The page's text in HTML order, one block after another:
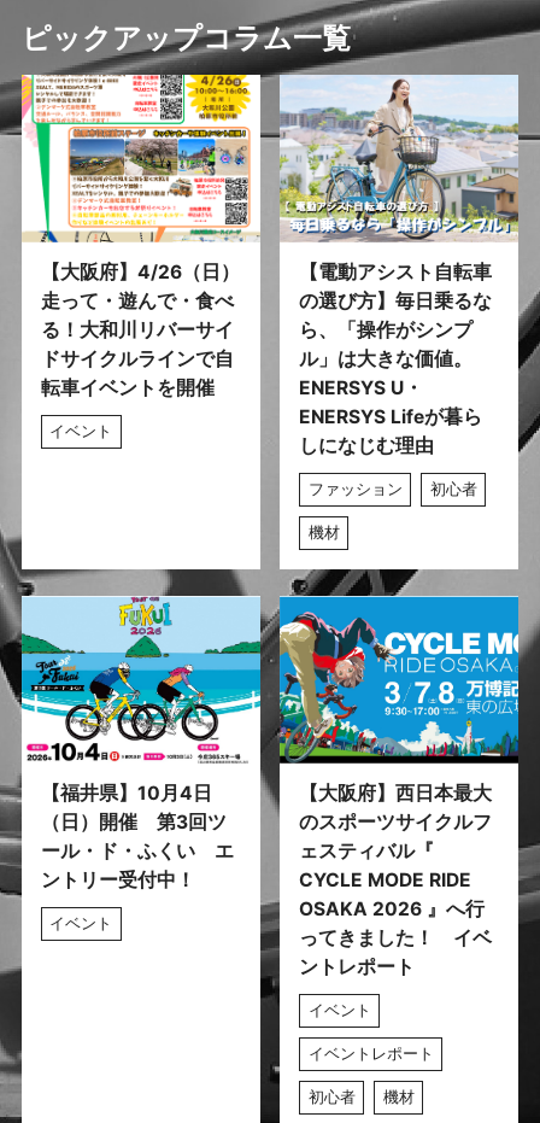
ピックアップコラム一覧
【大阪府】4/26（日）
走って・遊んで・食べ
る！大和川リバーサイ
ドサイクルラインで自
転車イベントを開催
イベント
【電動アシスト自転車
の選び方】毎日乗るな
ら、「操作がシンプ
ル」は大きな価値。
ENERSYS U・
ENERSYS Lifeが暮ら
しになじむ理由
ファッション 初心者
機材
【福井県】10月4日
（日）開催 第3回ツ
ール・ド・ふくい エ
ントリー受付中！
イベント
【大阪府】西日本最大
のスポーツサイクルフ
ェスティバル『
CYCLE MODE RIDE
OSAKA 2026 』へ行
ってきました！ イベ
ントレポート
イベント
イベントレポート
初心者 機材